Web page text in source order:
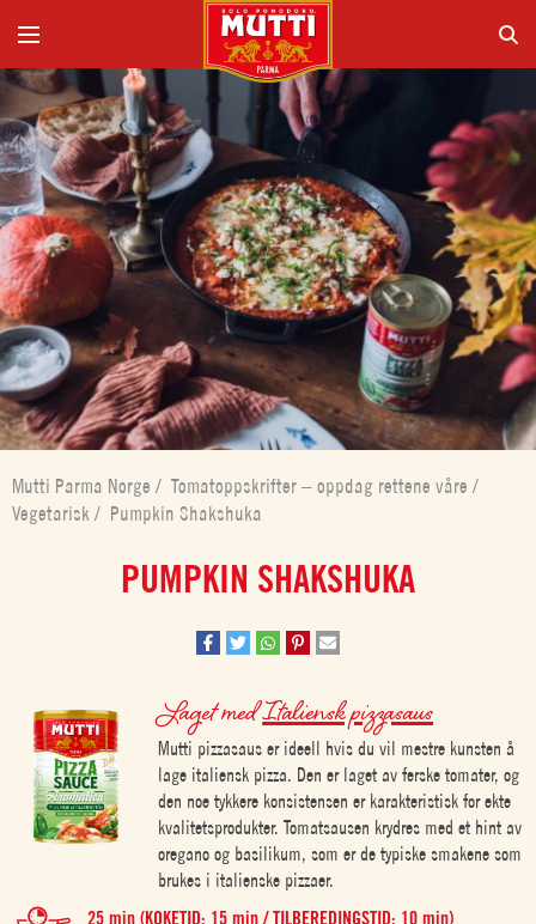
Mutti Parma Norge / Tomatoppskrifter – oppdag rettene våre /
Vegetarisk / Pumpkin Shakshuka
PUMPKIN SHAKSHUKA
Laget medItaliensk pizzasaus
Mutti pizzasaus er ideell hvis du vil mestre kunsten å
lage italiensk pizza. Den er laget av ferske tomater, og
den noe tykkere konsistensen er karakteristisk for ekte
kvalitetsprodukter. Tomatsausen krydres med et hint av
oregano og basilikum, som er de typiske smakene som
brukes i italienske pizzaer.
25 min (KOKETID: 15 min / TILBEREDINGSTID: 10 min)